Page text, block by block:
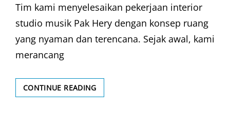
Tim kami menyelesaikan pekerjaan interior
studio musik Pak Hery dengan konsep ruang
yang nyaman dan terencana. Sejak awal, kami
merancang
CONTINUE READINGINTERIOR
STUDIO